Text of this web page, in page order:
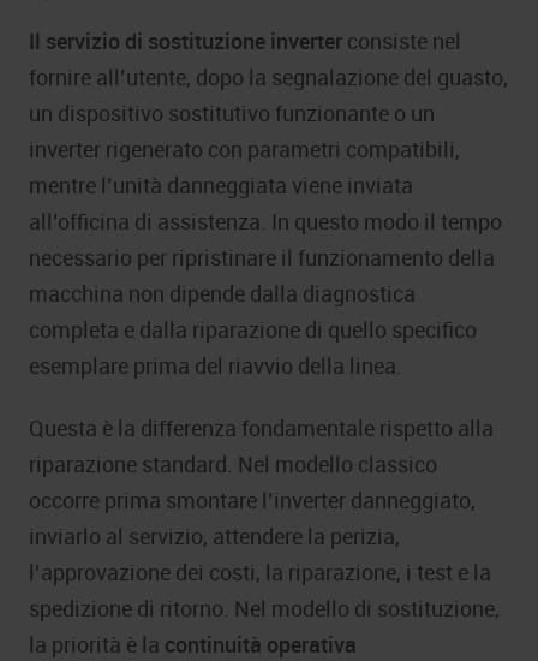
Il servizio di sostituzione inverter consiste nel
fornire all’utente, dopo la segnalazione del guasto,
un dispositivo sostitutivo funzionante o un
inverter rigenerato con parametri compatibili,
mentre l’unità danneggiata viene inviata
all’officina di assistenza. In questo modo il tempo
necessario per ripristinare il funzionamento della
macchina non dipende dalla diagnostica
completa e dalla riparazione di quello specifico
esemplare prima del riavvio della linea.
Questa è la differenza fondamentale rispetto alla
riparazione standard. Nel modello classico
occorre prima smontare l’inverter danneggiato,
inviarlo al servizio, attendere la perizia,
l’approvazione dei costi, la riparazione, i test e la
spedizione di ritorno. Nel modello di sostituzione,
la priorità è la continuità operativa